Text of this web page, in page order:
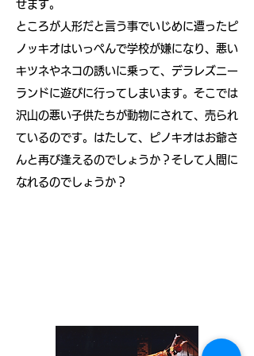
せます。
ところが人形だと言う事でいじめに遭ったピ
ノッキオはいっぺんで学校が嫌になり、悪い
キツネやネコの誘いに乗って、デラレズニー
ランドに遊びに行ってしまいます。そこでは
沢山の悪い子供たちが動物にされて、売られ
ているのです。はたして、ピノキオはお爺さ
んと再び逢えるのでしょうか？そして人間に
なれるのでしょうか？